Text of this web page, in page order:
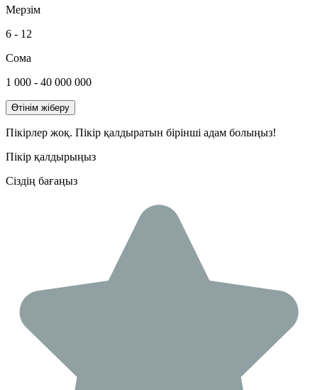
Мерзім
6 - 12
Сома
1 000 - 40 000 000
Өтінім жіберу
Пікірлер жоқ. Пікір қалдыратын бірінші адам болыңыз!
Пікір қалдырыңыз
Сіздің бағаңыз